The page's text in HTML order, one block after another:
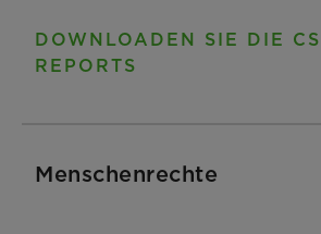
DOWNLOADEN SIE DIE
REPORTS
Menschenrechte